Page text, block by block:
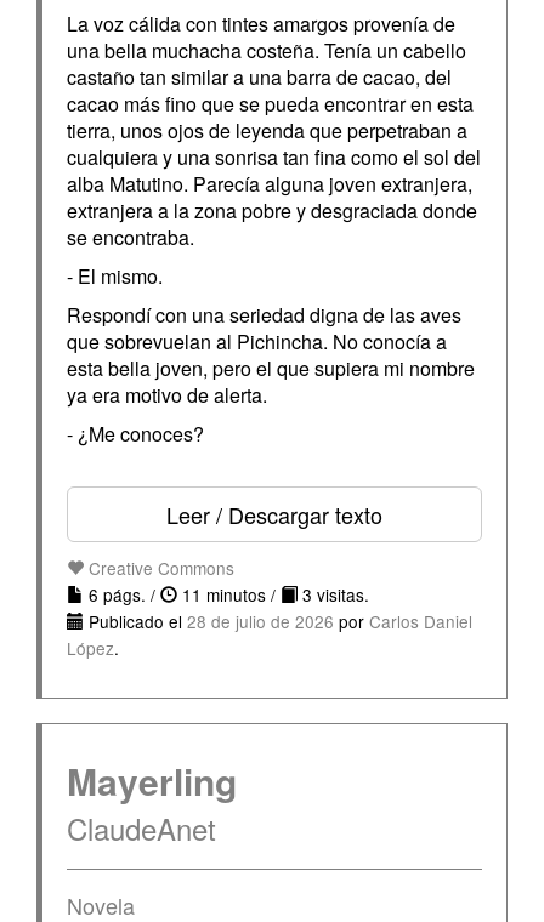
La voz cálida con tintes amargos provenía de
una bella muchacha costeña. Tenía un cabello
castaño tan similar a una barra de cacao, del
cacao más fino que se pueda encontrar en esta
tierra, unos ojos de leyenda que perpetraban a
cualquiera y una sonrisa tan fina como el sol del
alba Matutino. Parecía alguna joven extranjera,
extranjera a la zona pobre y desgraciada donde
se encontraba.
- El mismo.
Respondí con una seriedad digna de las aves
que sobrevuelan al Pichincha. No conocía a
esta bella joven, pero el que supiera mi nombre
ya era motivo de alerta.
- ¿Me conoces?
Leer / Descargar texto
Creative Commons
6 págs. /
11 minutos /
3 visitas.
Publicado el 28 de julio de 2026 por Carlos Daniel
López.
Mayerling
ClaudeAnet
Novela